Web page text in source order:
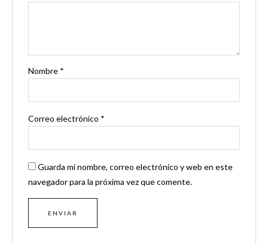
Nombre *
Correo electrónico *
Guarda mi nombre, correo electrónico y web en este
navegador para la próxima vez que comente.